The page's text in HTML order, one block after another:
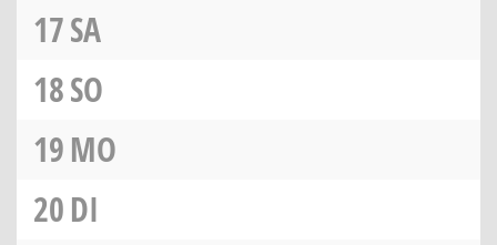
17SA
18SO
19MO
20DI